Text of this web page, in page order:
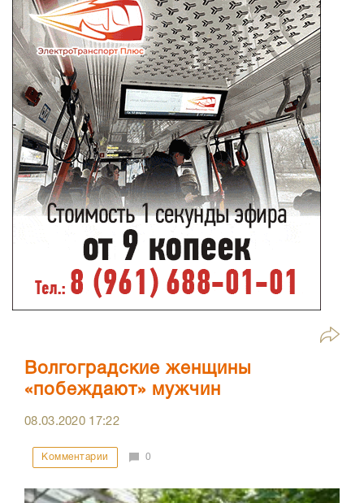
Волгоградские женщины
«побеждают» мужчин
08.03.2020 17:22
Комментарии 0